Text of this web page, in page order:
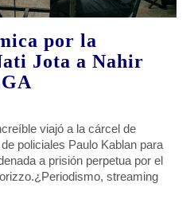
por la
Jota a Nahir
viajó a la cárcel de
policiales Paulo Kablan para
a prisión perpetua por el
streaming